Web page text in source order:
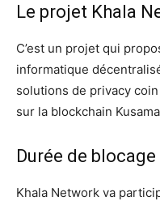
Le projet Khala
C’est un projet qui
informatique
solutions de privacy
sur la blockchain
Durée de blocage
Khala Network va